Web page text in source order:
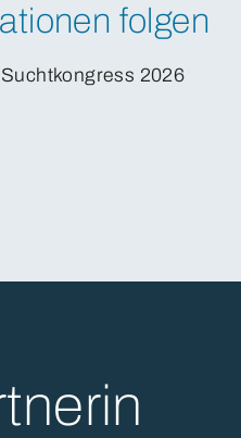
folgen
2026